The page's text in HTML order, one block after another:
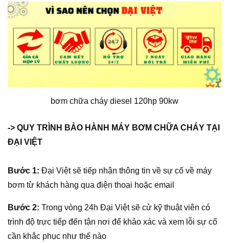
bơm chữa cháy diesel 120hp 90kw
-> QUY TRÌNH BẢO HÀNH MÁY BƠM CHỮA CHÁY TẠI
ĐẠI VIỆT
Bước 1: Đại Việt sẽ tiếp nhận thông tin về sự cố về máy
bơm từ khách hàng qua điện thoại hoặc email
Bước 2: Trong vòng 24h Đại Việt sẽ cử kỹ thuật viên có
trình độ trực tiếp đến tận nơi để khảo xác và xem lỗi sự cố
cần khắc phục như thế nào